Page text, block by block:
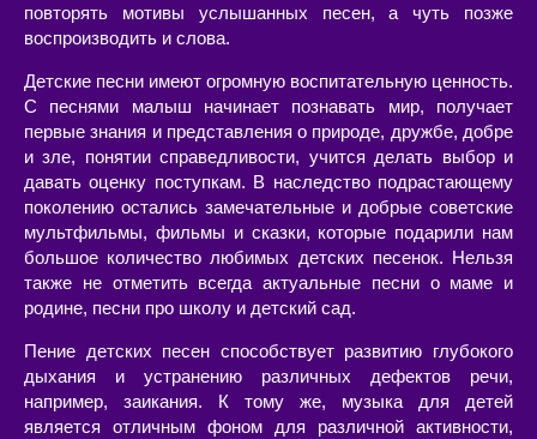
повторять мотивы услышанных песен, а чуть позже
воспроизводить и слова.
Детские песни имеют огромную воспитательную ценность.
С песнями малыш начинает познавать мир, получает
первые знания и представления о природе, дружбе, добре
и зле, понятии справедливости, учится делать выбор и
давать оценку поступкам. В наследство подрастающему
поколению остались замечательные и добрые советские
мультфильмы, фильмы и сказки, которые подарили нам
большое количество любимых детских песенок. Нельзя
также не отметить всегда актуальные песни о маме и
родине, песни про школу и детский сад.
Пение детских песен способствует развитию глубокого
дыхания и устранению различных дефектов речи,
например, заикания. К тому же, музыка для детей
является отличным фоном для различной активности,